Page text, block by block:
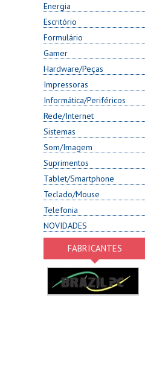
Energia
Escritório
Formulário
Gamer
Hardware/Peças
Impressoras
Informática/Periféricos
Rede/Internet
Sistemas
Som/Imagem
Suprimentos
Tablet/Smartphone
Teclado/Mouse
Telefonia
NOVIDADES
FABRICANTES